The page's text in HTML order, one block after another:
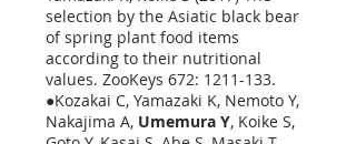
selection by the Asiatic black bear
of spring plant food items
according to their nutritional
values. ZooKeys 672: 1211-133.
●Kozakai C, Yamazaki K, Nemoto Y,
Nakajima A, Umemura Y, Koike S,